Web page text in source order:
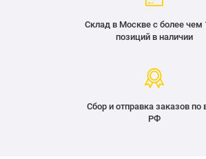
Склад в Москве с более чем
позиций в наличии
Сбор и отправка заказов по
РФ